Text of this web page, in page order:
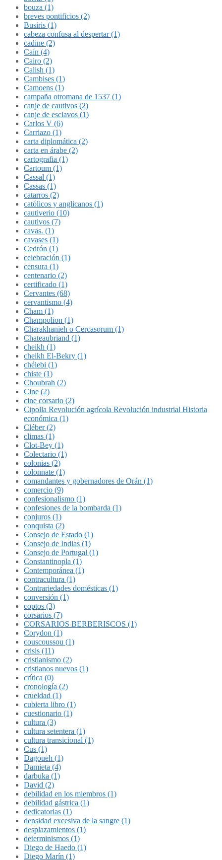
bouza (1)
breves pontificios (2)
Busiris (1)
cabeza confusa al despertar (1)
cadine (2)
Caín (4)
Cairo (2)
Calish (1)
Cambises (1)
Camoens (1)
campaña otromana de 1537 (1)
canje de cautivos (2)
canje de esclavos (1)
Carlos V (6)
Carriazo (1)
carta diplomática (2)
carta en árabe (2)
cartografia (1)
Cartoum (1)
Cassal (1)
Cassas (1)
catarros (2)
católicos y anglicanos (1)
cautiverio (10)
cautivos (7)
cavas. (1)
cavases (1)
Cedrón (1)
celebración (1)
censura (1)
centenario (2)
certificado (1)
Cervantes (68)
cervantismo (4)
Cham (1)
Champolion (1)
Charakhanieh o Cercasorum (1)
Chateaubriand (1)
cheikh (1)
cheikh El-Bekry (1)
chélebi (1)
chiste (1)
Choubrah (2)
Cine (2)
cine corsario (2)
Cipolla Revolución agrícola Revolución industrial Historia
económica (1)
Cléber (2)
climas (1)
Clot-Bey (1)
Colectario (1)
colonias (2)
colonnate (1)
comandantes y gobernadores de Orán (1)
comercio (9)
confesionalismo (1)
confesiones de la bombarda (1)
conjuros (1)
conquista (2)
Consejo de Estado (1)
Consejo de Indias (1)
Consejo de Portugal (1)
Constantinopla (1)
Contemporánea (1)
contracultura (1)
Contrariedades domésticas (1)
conversión (1)
coptos (3)
corsarios (7)
CORSARIOS BERBERISCOS (1)
Corydon (1)
couscoussou (1)
crisis (11)
cristianismo (2)
cristianos nuevos (1)
crítica (0)
cronología (2)
crueldad (1)
cubierta libro (1)
cuestionario (1)
cultura (3)
cultura setentera (1)
cultura transicional (1)
Cus (1)
Dagoueh (1)
Damieta (4)
darbuka (1)
David (2)
debilidad en los miembros (1)
debilidad gástrica (1)
dedicatorias (1)
densidad excesiva de la sangre (1)
desplazamientos (1)
determinismos (1)
Diego de Haedo (1)
Diego Marín (1)